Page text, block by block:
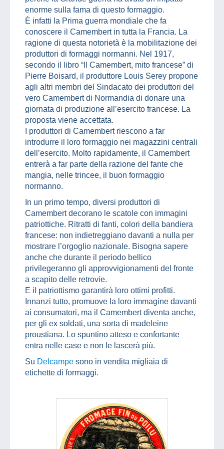
enorme sulla fama di questo formaggio.
È infatti la Prima guerra mondiale che fa
conoscere il Camembert in tutta la Francia. La
ragione di questa notorietà è la mobilitazione dei
produttori di formaggi normanni. Nel 1917,
secondo il libro “Il Camembert, mito francese” di
Pierre Boisard, il produttore Louis Serey propone
agli altri membri del Sindacato dei produttori del
vero Camembert di Normandia di donare una
giornata di produzione all’esercito francese. La
proposta viene accettata.
I produttori di Camembert riescono a far
introdurre il loro formaggio nei magazzini centrali
dell’esercito. Molto rapidamente, il Camembert
entrerà a far parte della razione del fante che
mangia, nelle trincee, il buon formaggio
normanno.
In un primo tempo, diversi produttori di
Camembert decorano le scatole con immagini
patriottiche. Ritratti di fanti, colori della bandiera
francese: non indietreggiano davanti a nulla per
mostrare l’orgoglio nazionale. Bisogna sapere
anche che durante il periodo bellico
privilegeranno gli approvvigionamenti del fronte
a scapito delle retrovie.
E il patriottismo garantirà loro ottimi profitti.
Innanzi tutto, promuove la loro immagine davanti
ai consumatori, ma il Camembert diventa anche,
per gli ex soldati, una sorta di madeleine
proustiana. Lo spuntino atteso e confortante
entra nelle case e non le lascerà più.
Su Delcampe sono in vendita migliaia di
etichette di formaggi.